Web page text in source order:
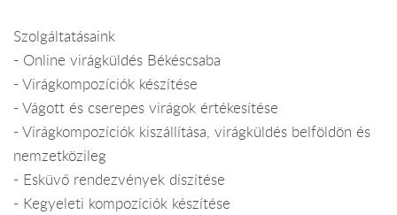
Szolgáltatásaink
- Online virágküldés Békéscsaba
- Virágkompozíciók készítése
- Vágott és cserepes virágok értékesítése
- Virágkompozíciók kiszállítása, virágküldés belföldön és
nemzetközileg
- Esküvő rendezvények díszítése
- Kegyeleti kompozíciók készítése